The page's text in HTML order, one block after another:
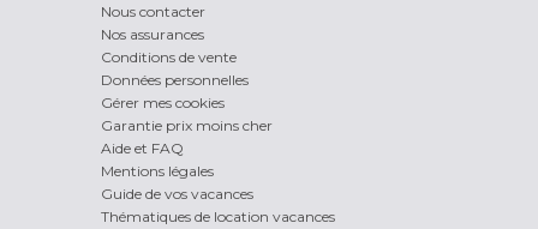
Nous contacter
Nos assurances
Conditions de vente
Données personnelles
Gérer mes cookies
Garantie prix moins cher
Aide et FAQ
Mentions légales
Guide de vos vacances
Thématiques de location vacances